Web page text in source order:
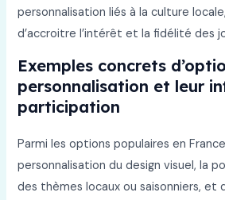
personnalisation liés à la culture
d’accroitre l’intérêt et la fidélité des
Exemples concrets
personnalisation et leur
participation
Parmi les options populaires en
personnalisation du design visuel, la
des thèmes locaux ou saisonniers, et